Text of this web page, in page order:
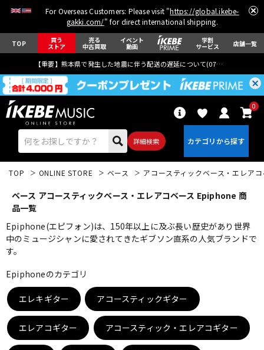
For Overseas Customers: Please visit "https://global.ikebe-
gakki.com/" for direct international shipping.
TOP 買う
ストア
売る
中古買取
イベント
動画
学割
サービス 店舗一覧
【重要】熊本県で発生した地震に伴う配送の遅延について(07月29日
詳細検索
0
エレキギター アコギ/エレアコ
ドラム パーカッション
TOP ONLINE STORE ベース アコースティックベース・エレア
ベース アコースティックベース・エレアコベース Epiphone 商
品一覧
Epiphone(エピフォン)は、150年以上に及ぶ長い歴史があり世界
中のミュージシャンに愛されてきたギブソン直系の人気ブランドで
す。
Epiphoneのカテゴリ
エレキギター アコースティックギター
エレアコギター アコースティック・エレアコギター